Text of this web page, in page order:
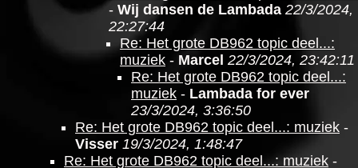
- Wij dansen de Lambada 22/3/2024,
22:27:44
Re: Het grote DB962 topic deel...:
muziek - Marcel 22/3/2024, 23:42:11
Re: Het grote DB962 topic deel...:
muziek - Lambada for ever
23/3/2024, 3:36:50
Re: Het grote DB962 topic deel...: muziek -
Visser 19/3/2024, 1:48:47
Re: Het grote DB962 topic deel...: muziek -